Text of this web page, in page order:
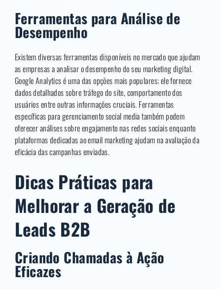
Ferramentas para Análise de
Desempenho
Existem diversas ferramentas disponíveis no mercado que ajudam
as empresas a analisar o desempenho do seu marketing digital.
Google Analytics é uma das opções mais populares; ele fornece
dados detalhados sobre tráfego do site, comportamento dos
usuários entre outras informações cruciais. Ferramentas
específicas para gerenciamento social media também podem
oferecer análises sobre engajamento nas redes sociais enquanto
plataformas dedicadas ao email marketing ajudam na avaliação da
eficácia das campanhas enviadas.
Dicas Práticas para
Melhorar a Geração de
Leads B2B
Criando Chamadas à Ação
Eficazes